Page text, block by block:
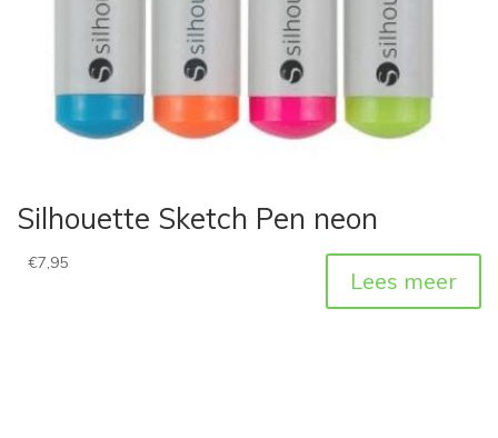
Silhouette Sketch Pen neon
€7,95
Lees meer